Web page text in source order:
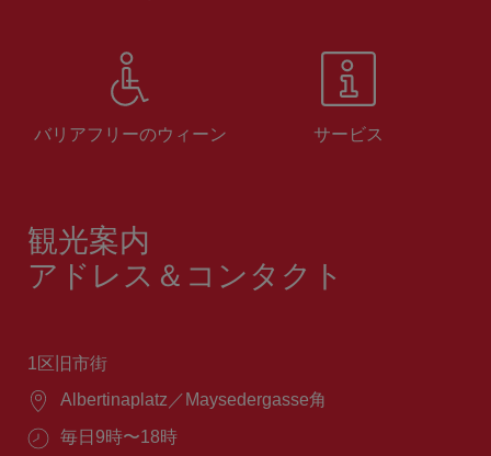
バリアフリーのウィーン サービス
観光案内
アドレス＆コンタクト
1区旧市街
場
Albertinaplatz／Maysedergasse角
営
毎日9時〜18時